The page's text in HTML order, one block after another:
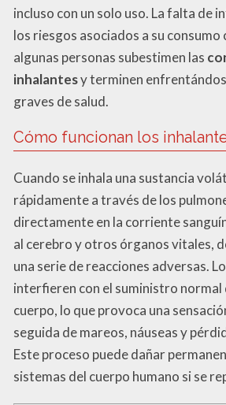
incluso con un solo uso. La falta de
los riesgos asociados a su
algunas personas subestimen las
inhalantesy terminen
graves de salud.
Cómo funcionan los
Cuando se inhala una sustancia
rápidamente a través de los
directamente en la corriente
al cerebro y otros órganos vitales,
una serie de reacciones adversas.
interfieren con el suministro normal
cuerpo, lo que provoca una
seguida de mareos, náuseas y
Este proceso puede dañar
sistemas del cuerpo humano si se